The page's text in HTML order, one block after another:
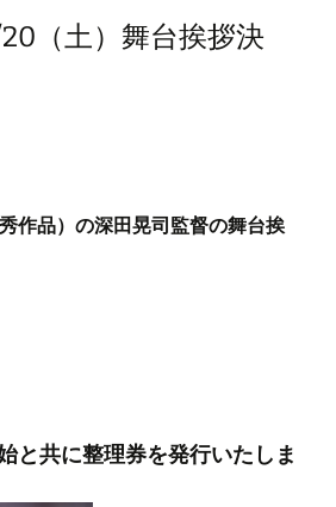
（土）舞台挨拶決
作品）の深田晃司監督の舞台挨
と共に整理券を発行いたしま